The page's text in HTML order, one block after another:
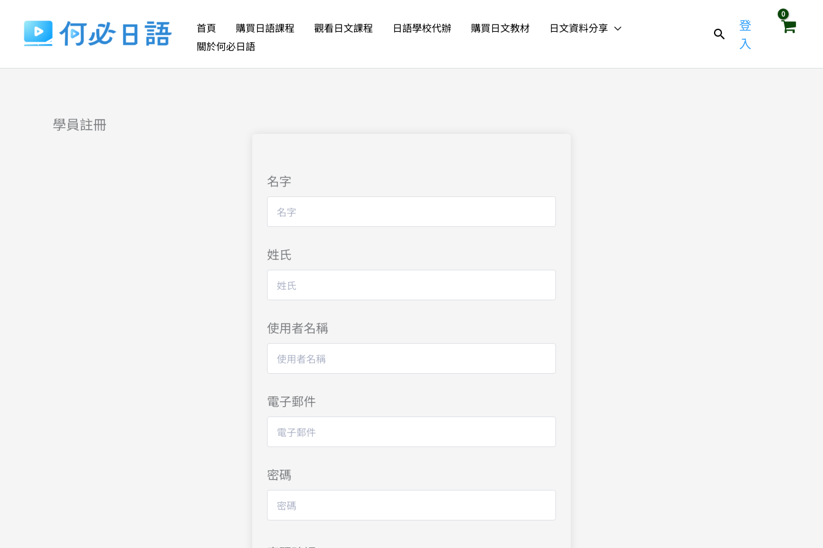
要
首頁 購買日語課程 觀看日文課程 日語學校代辦 購買日文教材
日文資料分享
關於何必日語
登
入
學員註冊
名字
姓氏
使用者名稱
電子郵件
密碼